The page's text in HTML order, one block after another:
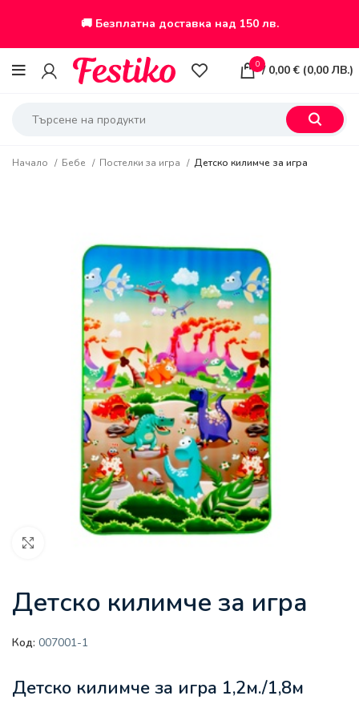
🚚 Безплатна доставка над 150 лв.
0 / 0,00€ (0,00 ЛВ.)
Начало Бебе Постелки за игра Детско килимче за игра
Детско килимче за игра
Код: 007001-1
Детско килимче за игра 1,2м./1,8м